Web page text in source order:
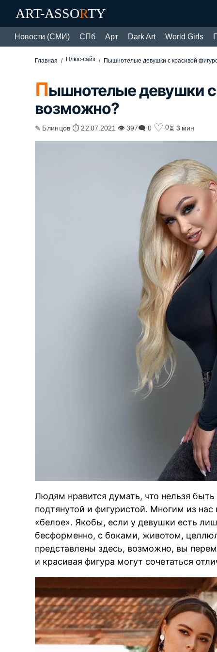
ART-ASSORTY
Новости (СМИ) СПб Арт Dark Art World Girls
Главная Плюс-сайз Пышнотелые девушки с красивой
Пышнотелые девушки
возможно?
✎ Блинцов ⏱ 22.07.2021 👁 397🗨 0 ♡ 0⏳ 3 мин
Людям нравится думать, что нельзя
подтянутой и фигуристой. Многим из нас
«белое». Якобы, если у девушки есть
бесформенно, с боками, животом,
представлены здесь, возможно, вы
и красивая фигура могут сочетаться